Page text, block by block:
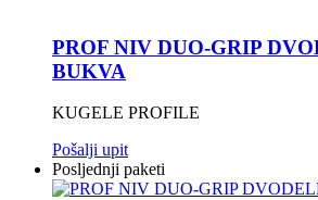
PROF NIV DUO-GRIP
BUKVA
KUGELE PROFILE
Pošalji upit
Posljednji paketi